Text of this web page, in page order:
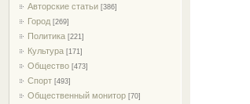
Авторские статьи [386]
Город [269]
Политика [221]
Культура [171]
Общество [473]
Спорт [493]
Общественный монитор [70]